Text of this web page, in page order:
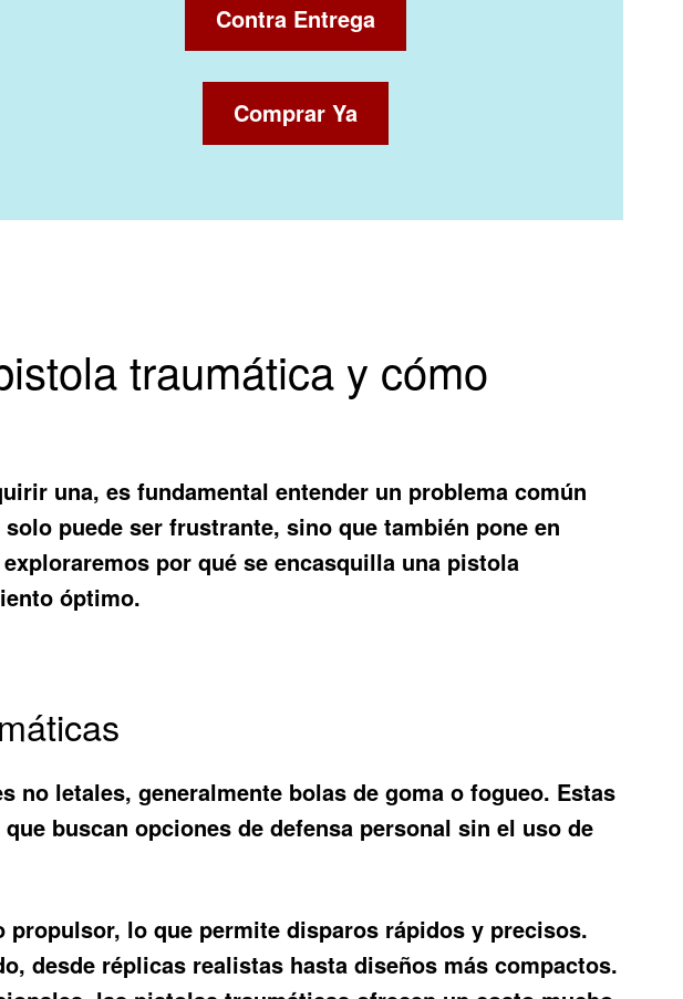
Contra Entrega
Comprar Ya
traumática y cómo
una, es fundamental entender un problema común
puede ser frustrante, sino que también pone en
por qué se encasquilla una pistola
óptimo.
letales, generalmente bolas de goma o fogueo. Estas
buscan opciones de defensa personal sin el uso de
propulsor, lo que permite disparos rápidos y precisos.
desde réplicas realistas hasta diseños más compactos.